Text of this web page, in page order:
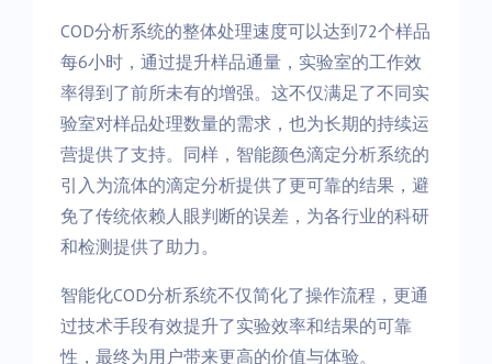
COD分析系统的整体处理速度可以达到72个样品
每6小时，通过提升样品通量，实验室的工作效
率得到了前所未有的增强。这不仅满足了不同实
验室对样品处理数量的需求，也为长期的持续运
营提供了支持。同样，智能颜色滴定分析系统的
引入为流体的滴定分析提供了更可靠的结果，避
免了传统依赖人眼判断的误差，为各行业的科研
和检测提供了助力。
智能化COD分析系统不仅简化了操作流程，更通
过技术手段有效提升了实验效率和结果的可靠
性，最终为用户带来更高的价值与体验。